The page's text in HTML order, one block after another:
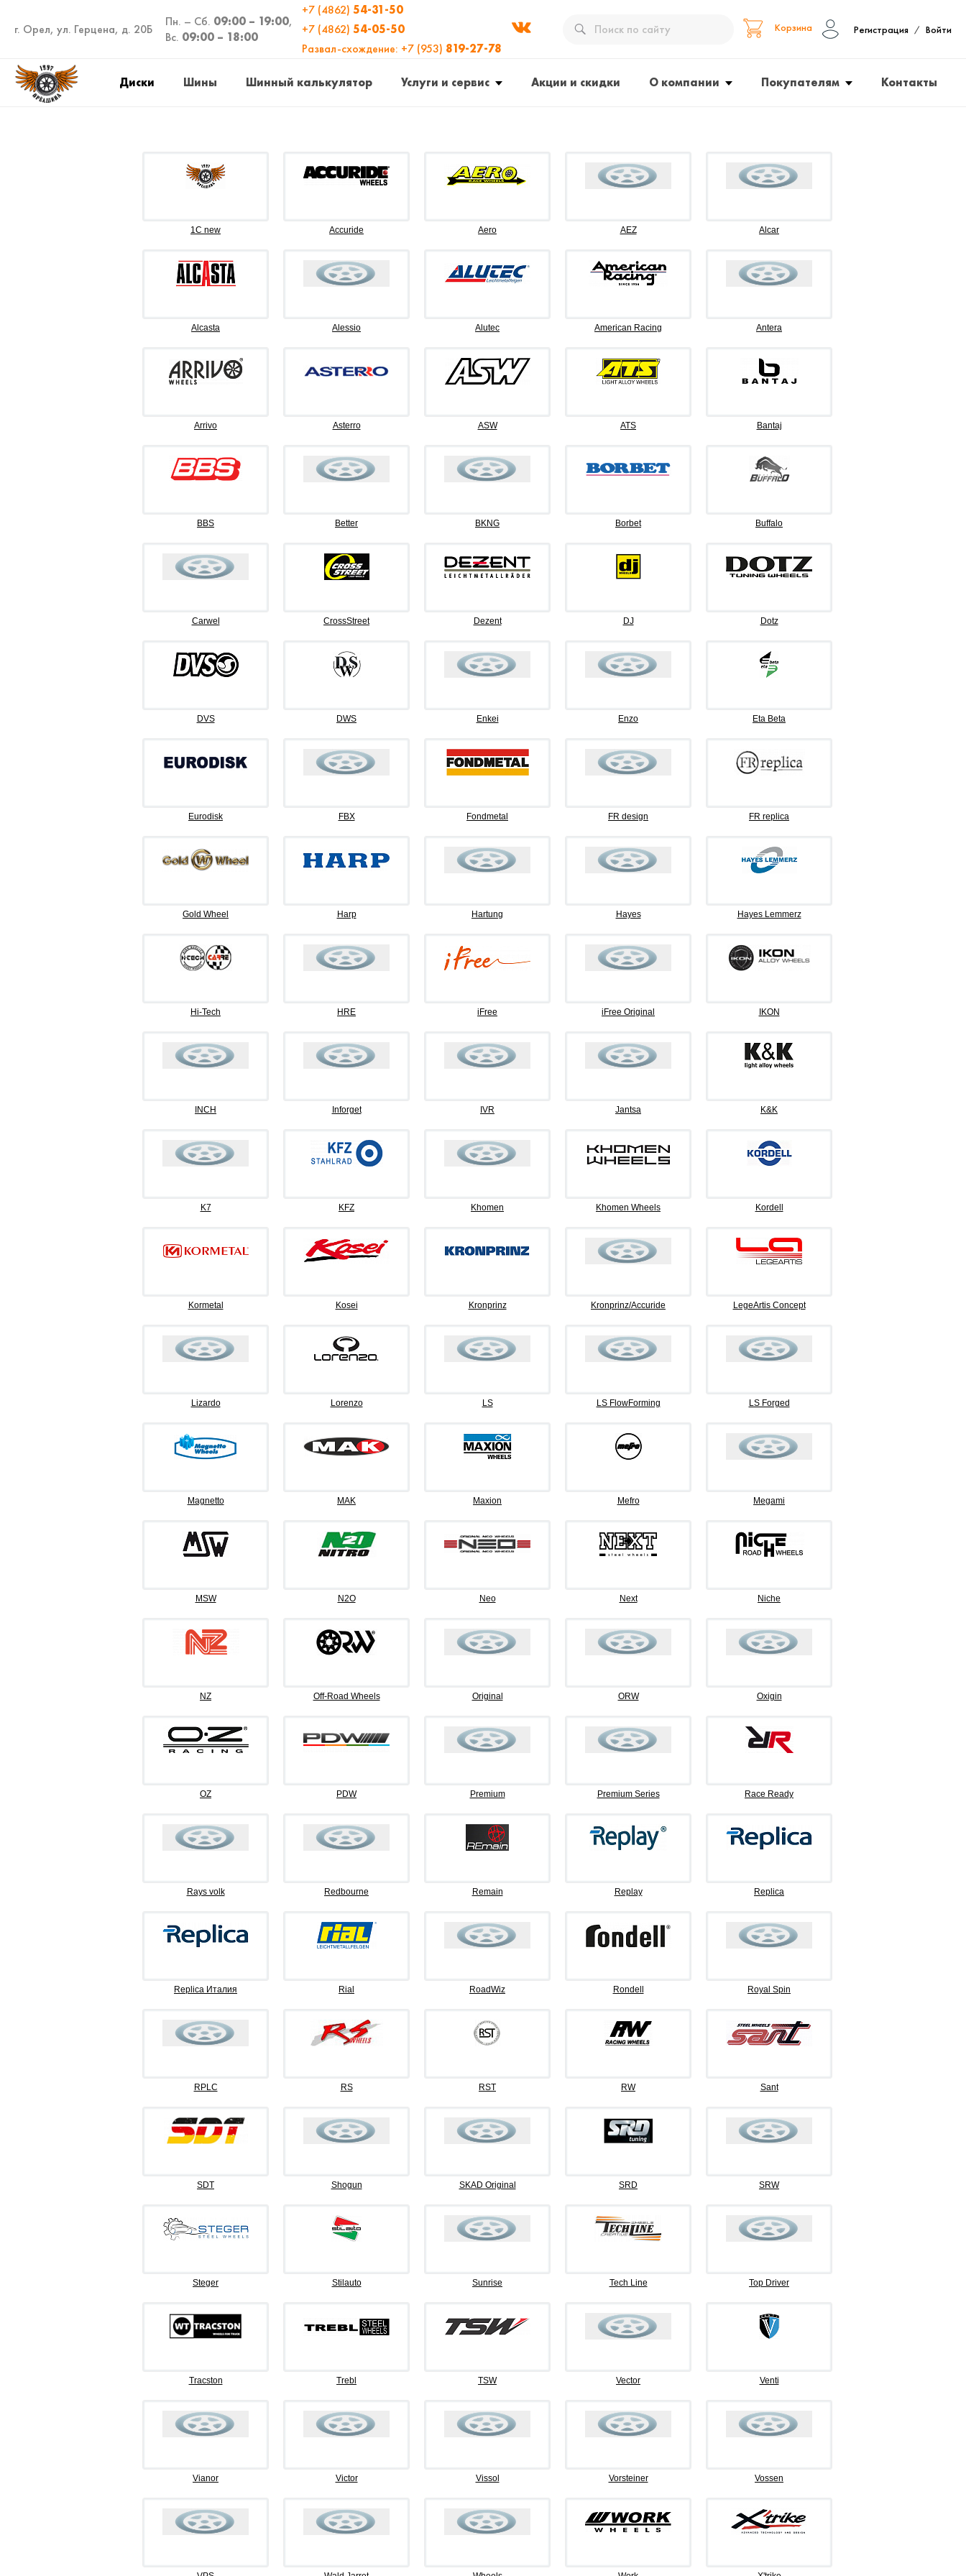
г. Орел, ул. Герцена, д. 20Б
Пн. – Сб. 09:00 – 19:00,
Вс. 09:00 – 18:00
+7 (4862) 54-31-50
+7 (4862) 54-05-50
Развал-схождение: +7 (953) 819-27-78
Корзина Регистрация / Войти
Диски Шины Шинный калькулятор Услуги и сервис Акции и скидки О компании Покупателям Контакты
1C new Accuride Aero AEZ Alcar
Alcasta Alessio Alutec American Racing Antera
Arrivo Asterro ASW ATS Bantaj
BBS Better BKNG Borbet Buffalo
Carwel CrossStreet Dezent DJ Dotz
DVS DWS Enkei Enzo Eta Beta
Eurodisk FBX Fondmetal FR design FR replica
Gold Wheel Harp Hartung Hayes Hayes Lemmerz
Hi-Tech HRE iFree iFree Original IKON
INCH Inforget IVR Jantsa K&K
K7 KFZ Khomen Khomen Wheels Kordell
Kormetal Kosei Kronprinz Kronprinz/Accuride LegeArtis Concept
Lizardo Lorenzo LS LS FlowForming LS Forged
Magnetto MAK Maxion Mefro Megami
MSW N2O Neo Next Niche
NZ Off-Road Wheels Original ORW Oxigin
OZ PDW Premium Premium Series Race Ready
Rays volk Redbourne Remain Replay Replica
Replica Италия Rial RoadWiz Rondell Royal Spin
RPLC RS RST RW Sant
SDT Shogun SKAD Original SRD SRW
Steger Stilauto Sunrise Tech Line Top Driver
Tracston Trebl TSW Vector Venti
Vianor Victor Vissol Vorsteiner Vossen